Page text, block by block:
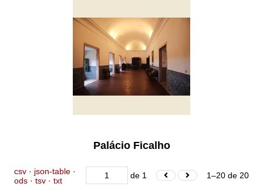
Palácio Ficalho
de 1 1–20 de 20
csv
json-table
ods
tsv txt